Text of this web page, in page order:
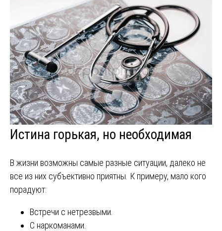
Истина горькая, но необходимая
В жизни возможны самые разные ситуации, далеко не
все из них субъективно приятны. К примеру, мало кого
порадуют:
Встречи с нетрезвыми.
С наркоманами.